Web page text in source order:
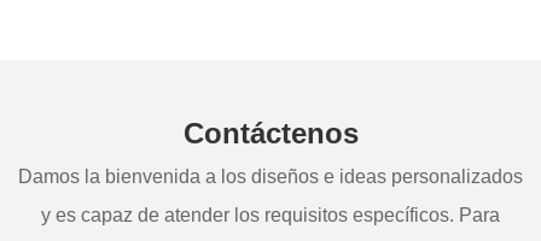
Contáctenos
Damos la bienvenida a los diseños e ideas personalizados
y es capaz de atender los requisitos específicos. Para